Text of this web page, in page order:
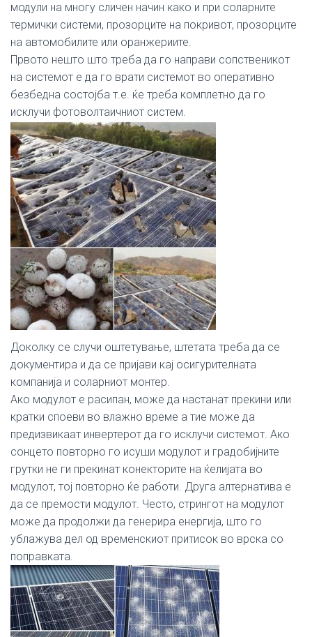
модули на многу сличен начин како и при соларните
термички системи, прозорците на покривот, прозорците
на автомобилите или оранжериите.
Првото нешто што треба да го направи сопственикот
на системот е да го врати системот во оперативно
безбедна состојба т.е. ќе треба комплетно да го
исклучи фотоволтаичниот систем.
Доколку се случи оштетување, штетата треба да се
документира и да се пријави кај осигурителната
компанија и соларниот монтер.
Ако модулот е расипан, може да настанат прекини или
кратки споеви во влажно време а тие може да
предизвикаат инвертерот да го исклучи системот. Ако
сонцето повторно го исуши модулот и градобијните
грутки не ги прекинат конекторите на ќелијата во
модулот, тој повторно ќе работи. Друга алтернатива е
да се премости модулот. Често, стрингот на модулот
може да продолжи да генерира енергија, што го
ублажува дел од временскиот притисок во врска со
поправката.